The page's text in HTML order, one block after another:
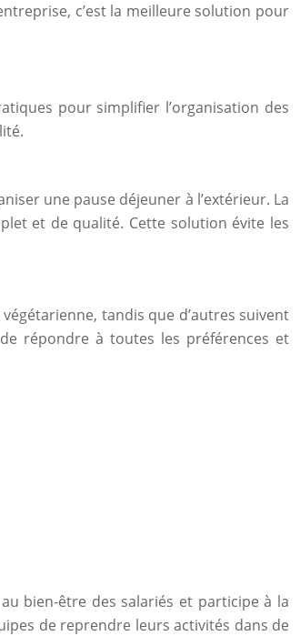
c’est la meilleure solution pour
pour simplifier l’organisation des
une pause déjeuner à l’extérieur. La
et de qualité. Cette solution évite les
tandis que d’autres suivent
répondre à toutes les préférences et
bien-être des salariés et participe à la
de reprendre leurs activités dans de